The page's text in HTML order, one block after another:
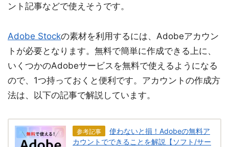
ント記事などで使えそうです。
Adobe Stockの素材を利用するには、Adobeアカウン
トが必要となります。無料で簡単に作成できる上に、
いくつかのAdobeサービスを無料で使えるようになる
ので、1つ持っておくと便利です。アカウントの作成方
法は、以下の記事で解説しています。
参考記事
使わないと損！Adobeの無料ア
カウントでできることを解説【ソフト/サー